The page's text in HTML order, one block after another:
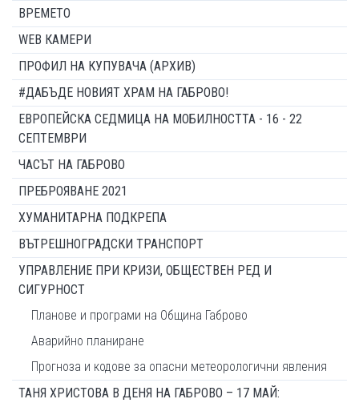
ВРЕМЕТО
WEB КАМЕРИ
ПРОФИЛ НА КУПУВАЧА (АРХИВ)
#ДАБЪДЕ НОВИЯТ ХРАМ НА ГАБРОВО!
ЕВРОПЕЙСКА СЕДМИЦА НА МОБИЛНОСТТА - 16 - 22
СЕПТЕМВРИ
ЧАСЪТ НА ГАБРОВО
ПРЕБРОЯВАНЕ 2021
ХУМАНИТАРНА ПОДКРЕПА
ВЪТРЕШНОГРАДСКИ ТРАНСПОРТ
УПРАВЛЕНИЕ ПРИ КРИЗИ, ОБЩЕСТВЕН РЕД И
СИГУРНОСТ
Планове и програми на Община Габрово
Аварийно планиране
Прогноза и кодове за опасни метеорологични явления
ТАНЯ ХРИСТОВА В ДЕНЯ НА ГАБРОВО – 17 МАЙ: